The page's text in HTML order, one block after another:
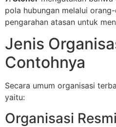
pola hubungan melalui
pengarahan atasan untuk
Jenis
Contohnya
Secara umum organisasi
yaitu:
Organisasi